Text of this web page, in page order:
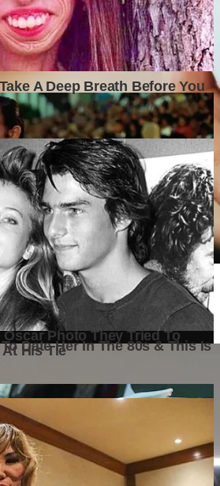
Canggu with Kids & Toddlers: 10 Best
Ones